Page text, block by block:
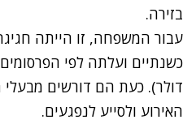
בזירה.
עבור המשפחה, זו הייתה
דולר). כעת הם דורשים
האירוע ולסייע לנפגעים.